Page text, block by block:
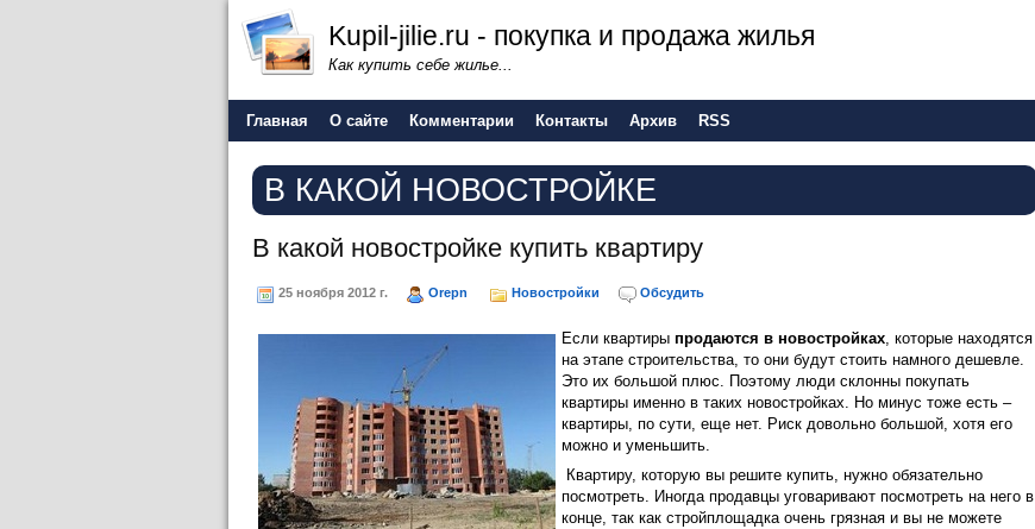
Kupil-jilie.ru - покупка и продажа жилья
Как купить себе жилье...
Главная О сайте Комментарии Контакты Архив RSS
В КАКОЙ НОВОСТРОЙКЕ
В какой новостройке купить квартиру
25 ноября 2012 г. Orepn Новостройки Обсудить
Если квартиры продаются в новостройках, которые находятся
на этапе строительства, то они будут стоить намного дешевле.
Это их большой плюс. Поэтому люди склонны покупать
квартиры именно в таких новостройках. Но минус тоже есть –
квартиры, по сути, еще нет. Риск довольно большой, хотя его
можно и уменьшить.
Квартиру, которую вы решите купить, нужно обязательно
посмотреть. Иногда продавцы уговаривают посмотреть на него в
конце, так как стройплощадка очень грязная и вы не можете